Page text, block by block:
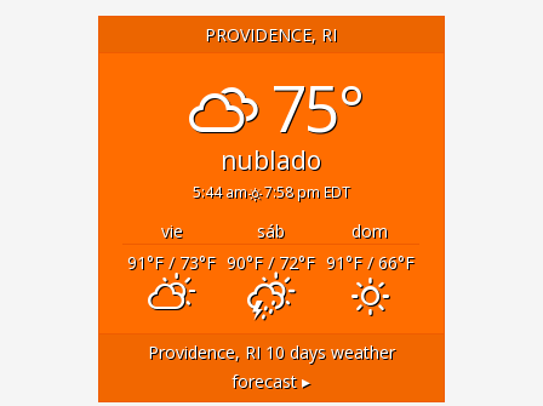
PROVIDENCE, RI
75°
nublado
5:44 am 7:58 pm EDT
vie sáb
dom
91°F/ 73°F 90°F/ 72°F 91°F/ 66°F
Providence, RI10 days weather
forecast ▸